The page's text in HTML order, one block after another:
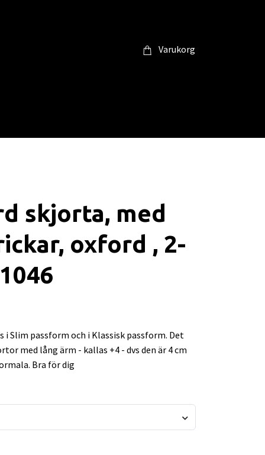
Varukorg
skjorta, med
oxford , 2-
i Slim passform och i Klassisk passform. Det
med lång ärm - kallas +4 - dvs den är 4 cm
Bra för dig